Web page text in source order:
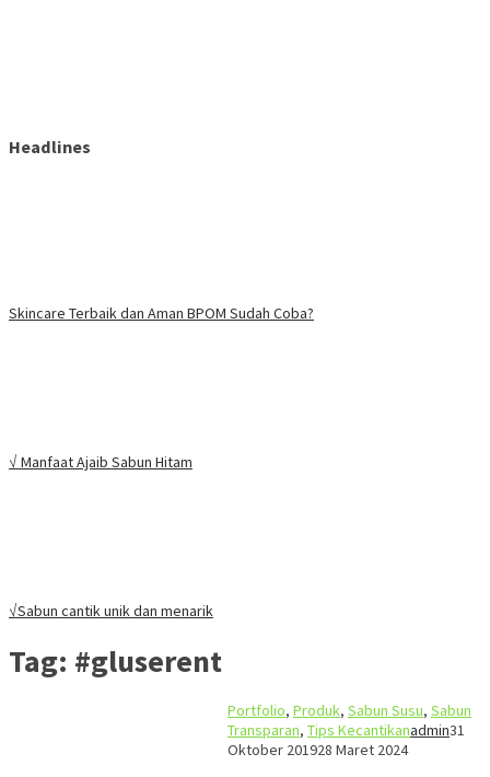
Headlines
Skincare Terbaik dan Aman BPOM Sudah Coba?
√ Manfaat Ajaib Sabun Hitam
√Sabun cantik unik dan menarik
Tag: #gluserent
Portfolio, Produk, Sabun Susu, Sabun
Transparan, Tips Kecantikanadmin31
Oktober 201928 Maret 2024